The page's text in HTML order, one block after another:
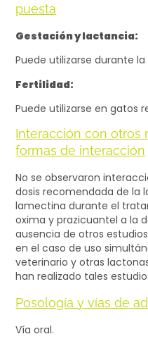
puesta
Gestación y lactancia:
Puede utilizarse durante
Fertilidad:
Puede utilizarse en gatos
Interacción con otros
formas de interacción
No se observaron
dosis recomendada de
lamectina durante el
oxima y prazicuantel a la
ausencia de otros
en el caso de uso
veterinario y otras
han realizado tales
Posología y vías de
Vía oral.